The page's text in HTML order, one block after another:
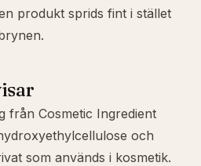
produkt sprids fint i stället
från Cosmetic Ingredient
och
som används i kosmetik.